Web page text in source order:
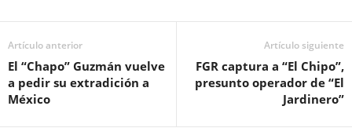
Artículo anterior
El “Chapo” Guzmán vuelve
a pedir su extradición a
México
Artículo siguiente
FGR captura a “El Chipo”,
presunto operador de “El
Jardinero”